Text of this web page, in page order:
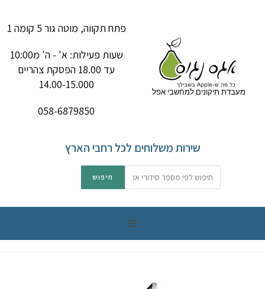
מעבדת תיקונים למחשבי אפל
פתח תקווה, מוטה גור 5 קומה 1
שעות פעילות: א' - ה' מ10:00
עד 18.00 הפסקת צהריים
14.00-15.000
058-6879850
שירות משלוחים לכל רחבי הארץ